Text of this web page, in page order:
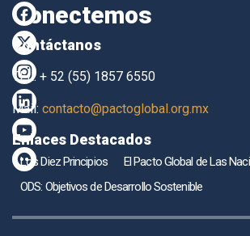
Conectemos
Contáctanos
TEL. + 52 (55) 1857 6550
Mail: contacto@pactoglobal.org.mx
Enlaces Destacados
Los Diez Principios
El Pacto Global de Las
ODS: Objetivos de Desarrollo Sostenible